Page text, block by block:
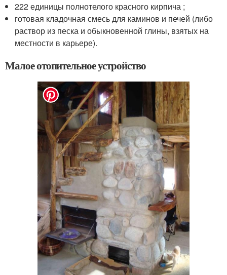
222 единицы полнотелого красного кирпича ;
готовая кладочная смесь для каминов и печей (либо
раствор из песка и обыкновенной глины, взятых на
местности в карьере).
Малое отопительное устройство